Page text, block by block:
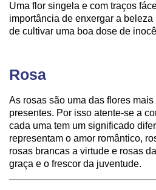
Uma flor singela e com traços
importância de enxergar a
de cultivar uma boa dose de
Rosa
As rosas são uma das flores
presentes. Por isso atente-se a
cada uma tem um significado
representam o amor romântico,
rosas brancas a virtude e rosas
graça e o frescor da juventude.